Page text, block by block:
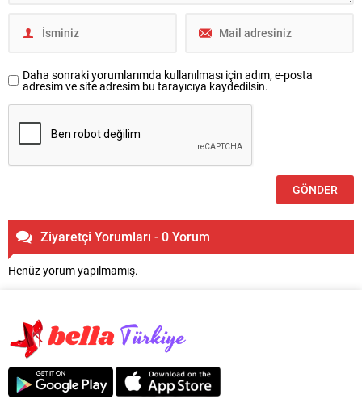
Daha sonraki yorumlarımda kullanılması için adım, e-posta
adresim ve site adresim bu tarayıcıya kaydedilsin.
Ziyaretçi Yorumları - 0 Yorum
Henüz yorum yapılmamış.